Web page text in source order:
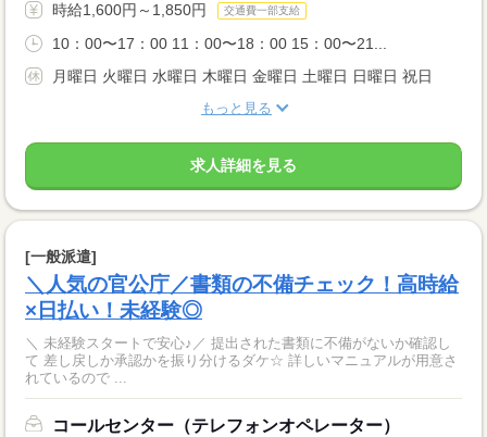
時給1,600円～1,850円 交通費一部支給
10：00〜17：00 11：00〜18：00 15：00〜21...
月曜日 火曜日 水曜日 木曜日 金曜日 土曜日 日曜日 祝日
もっと見る
求人詳細を見る
[一般派遣]
＼人気の官公庁／書類の不備チェック！高時給
×日払い！未経験◎
＼ 未経験スタートで安心♪／ 提出された書類に不備がないか確認し
て 差し戻しか承認かを振り分けるダケ☆ 詳しいマニュアルが用意さ
れているので ...
コールセンター（テレフォンオペレーター）